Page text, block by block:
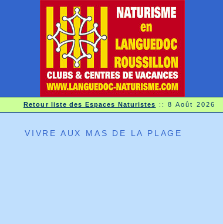
Retour liste des Espaces Naturistes ::8 Août 2026
VIVRE AUX MAS DE LA PLAGE